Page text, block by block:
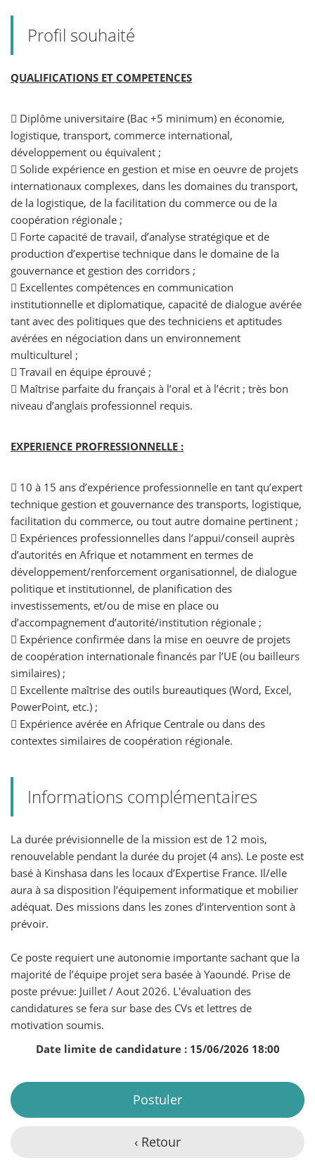
Profil souhaité
QUALIFICATIONS ET COMPETENCES
 Diplôme universitaire (Bac +5 minimum) en économie,
logistique, transport, commerce international,
développement ou équivalent ;
 Solide expérience en gestion et mise en oeuvre de projets
internationaux complexes, dans les domaines du transport,
de la logistique, de la facilitation du commerce ou de la
coopération régionale ;
 Forte capacité de travail, d’analyse stratégique et de
production d’expertise technique dans le domaine de la
gouvernance et gestion des corridors ;
 Excellentes compétences en communication
institutionnelle et diplomatique, capacité de dialogue avérée
tant avec des politiques que des techniciens et aptitudes
avérées en négociation dans un environnement
multiculturel ;
 Travail en équipe éprouvé ;
 Maîtrise parfaite du français à l’oral et à l’écrit ; très bon
niveau d’anglais professionnel requis.
EXPERIENCE PROFRESSIONNELLE :
 10 à 15 ans d’expérience professionnelle en tant qu’expert
technique gestion et gouvernance des transports, logistique,
facilitation du commerce, ou tout autre domaine pertinent ;
 Expériences professionnelles dans l’appui/conseil auprès
d’autorités en Afrique et notamment en termes de
développement/renforcement organisationnel, de dialogue
politique et institutionnel, de planification des
investissements, et/ou de mise en place ou
d’accompagnement d’autorité/institution régionale ;
 Expérience confirmée dans la mise en oeuvre de projets
de coopération internationale financés par l’UE (ou bailleurs
similaires) ;
 Excellente maîtrise des outils bureautiques (Word, Excel,
PowerPoint, etc.) ;
 Expérience avérée en Afrique Centrale ou dans des
contextes similaires de coopération régionale.
Informations complémentaires
La durée prévisionnelle de la mission est de 12 mois,
renouvelable pendant la durée du projet (4 ans). Le poste est
basé à Kinshasa dans les locaux d’Expertise France. Il/elle
aura à sa disposition l’équipement informatique et mobilier
adéquat. Des missions dans les zones d’intervention sont à
prévoir.
Ce poste requiert une autonomie importante sachant que la
majorité de l’équipe projet sera basée à Yaoundé. Prise de
poste prévue: Juillet / Aout 2026. L'évaluation des
candidatures se fera sur base des CVs et lettres de
motivation soumis.
Date limite de candidature : 15/06/2026 18:00
Postuler
‹ Retour